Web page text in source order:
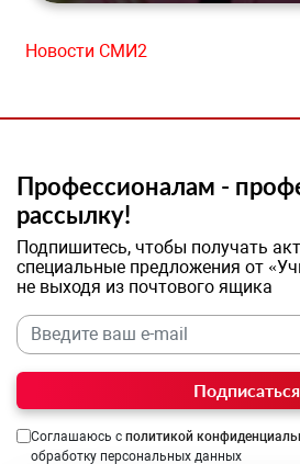
Новости СМИ2
Профессионалам -
рассылку!
Подпишитесь, чтобы получать
специальные предложения от
не выходя из почтового ящика
Подписаться
Соглашаюсь с политикой
обработку персональных данных